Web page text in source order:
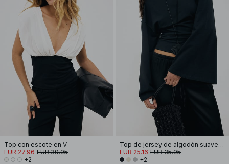
Top con escote en V
EUR 27.96 EUR 39.95
+2
Top de jersey de algodón suave con mangas anchas
EUR 25.16 EUR 35.95
+2